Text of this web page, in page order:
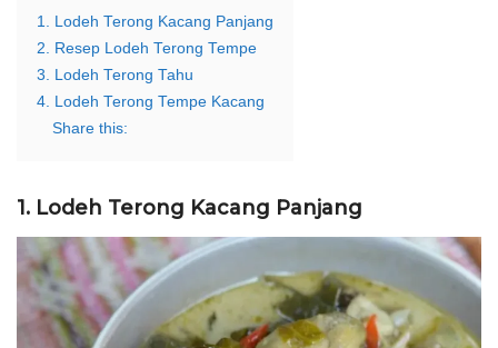
1. Lodeh Terong Kacang Panjang
2. Resep Lodeh Terong Tempe
3. Lodeh Terong Tahu
4. Lodeh Terong Tempe Kacang
Share this:
1. Lodeh Terong Kacang Panjang